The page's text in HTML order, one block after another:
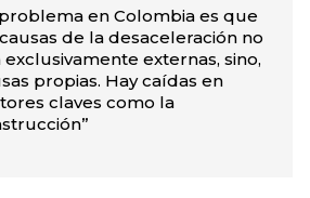
en Colombia es que
de la desaceleración no
exclusivamente externas, sino,
propias. Hay caídas en
claves como la